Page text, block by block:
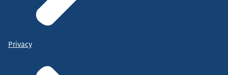
Privacy